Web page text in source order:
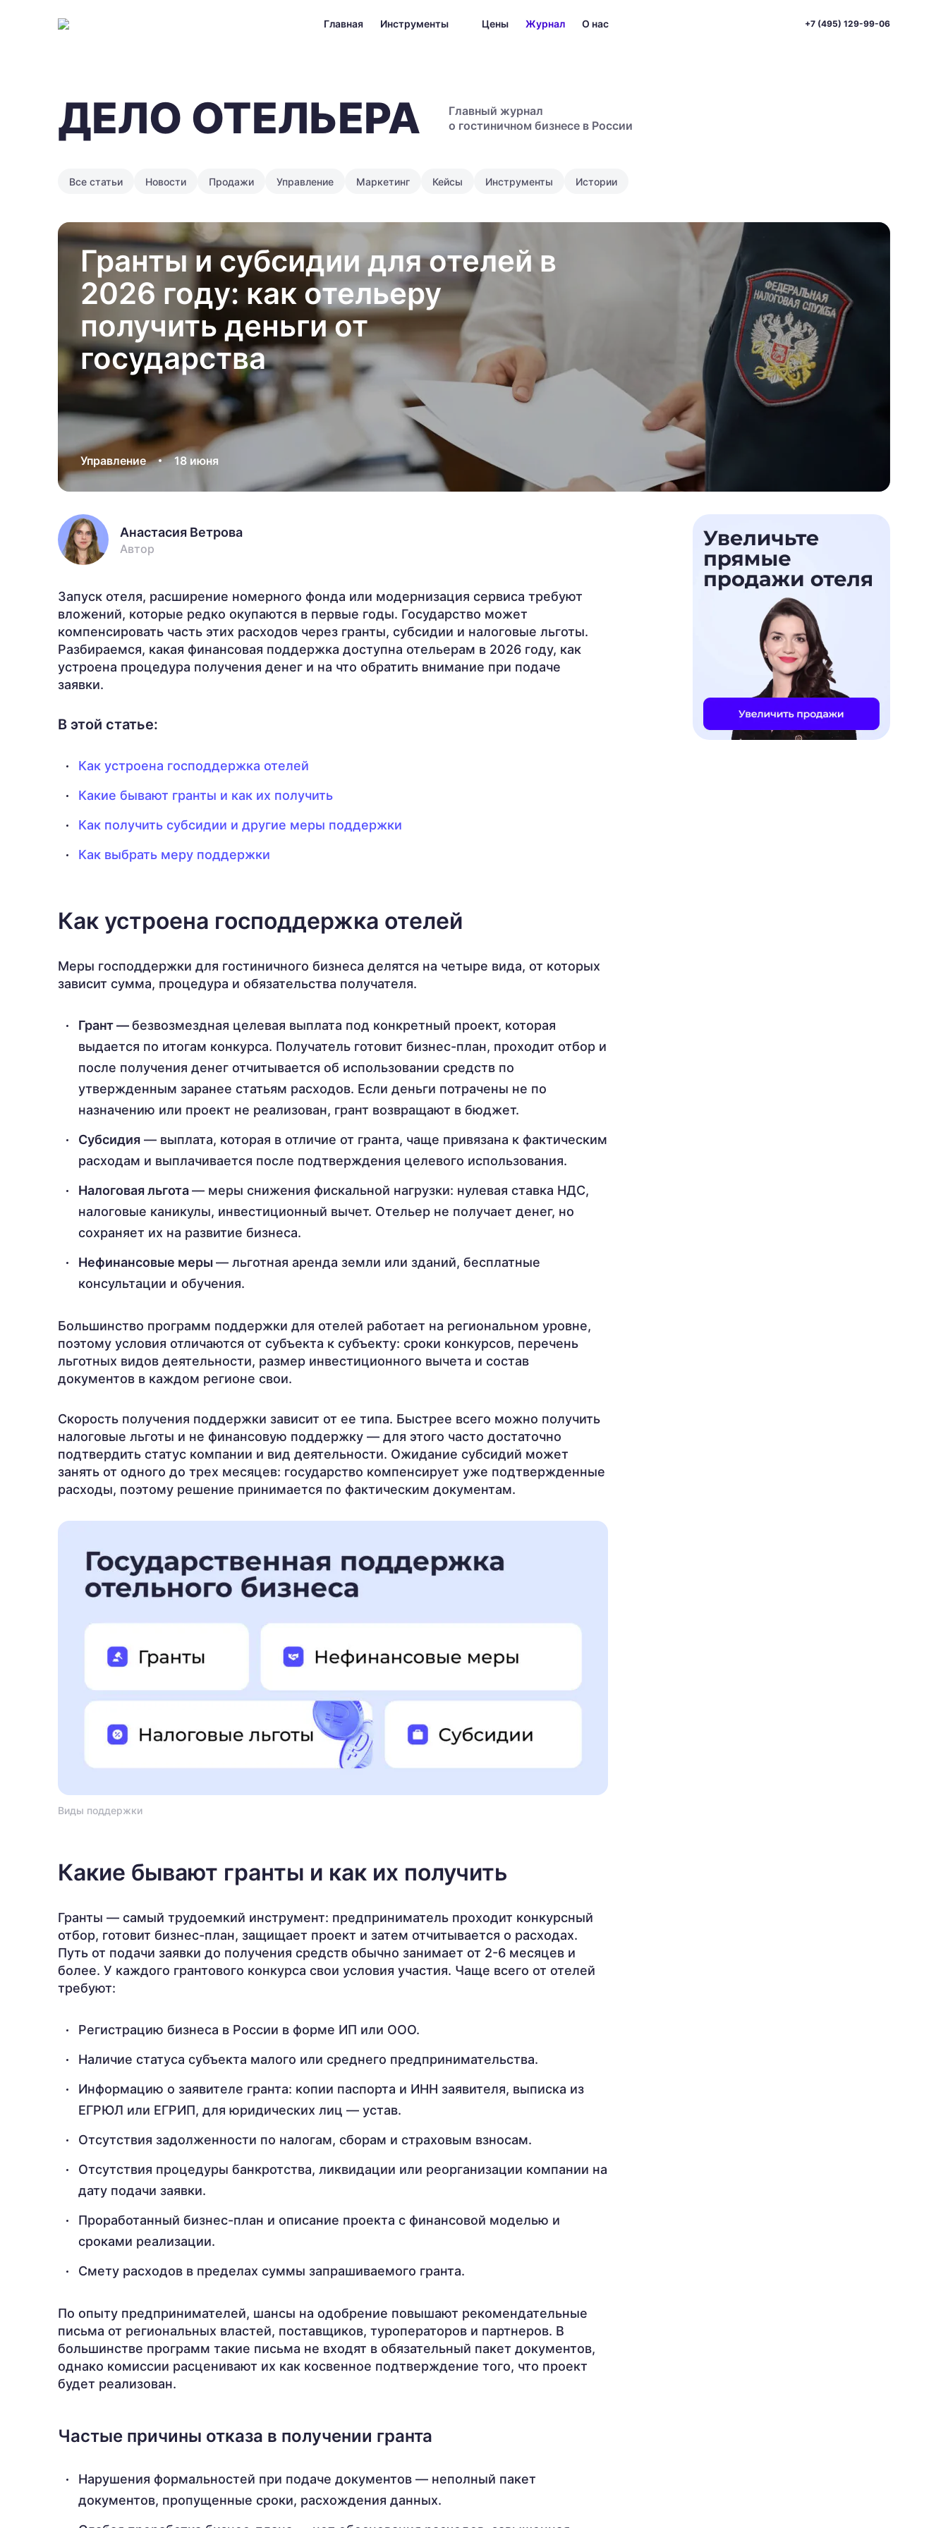
Главная Инструменты Цены Журнал О нас +7 (495) 129-99-06
ДЕЛО ОТЕЛЬЕРА
Главный журнал
о гостиничном бизнесе в России
Все статьи Новости Продажи Управление Маркетинг Кейсы Инструменты Истории
Гранты и субсидии для отелей в
2026 году: как отельеру
получить деньги от
государства
Управление 18 июня
Анастасия Ветрова
Автор
Запуск отеля, расширение номерного фонда или модернизация сервиса требуют
вложений, которые редко окупаются в первые годы. Государство может
компенсировать часть этих расходов через гранты, субсидии и налоговые льготы.
Разбираемся, какая финансовая поддержка доступна отельерам в 2026 году, как
устроена процедура получения денег и на что обратить внимание при подаче
заявки.
В этой статье:
Как устроена господдержка отелей
Какие бывают гранты и как их получить
Как получить субсидии и другие меры поддержки
Как выбрать меру поддержки
Как устроена господдержка отелей
Меры господдержки для гостиничного бизнеса делятся на четыре вида, от которых
зависит сумма, процедура и обязательства получателя.
Грант —безвозмездная целевая выплата под конкретный проект, которая
выдается по итогам конкурса. Получатель готовит бизнес-план, проходит отбор и
после получения денег отчитывается об использовании средств по
утвержденным заранее статьям расходов. Если деньги потрачены не по
назначению или проект не реализован, грант возвращают в бюджет.
Субсидия — выплата, которая в отличие от гранта, чаще привязана к фактическим
расходам и выплачивается после подтверждения целевого использования.
Налоговая льгота— меры снижения фискальной нагрузки: нулевая ставка НДС,
налоговые каникулы, инвестиционный вычет. Отельер не получает денег, но
сохраняет их на развитие бизнеса.
Нефинансовые меры— льготная аренда земли или зданий, бесплатные
консультации и обучения.
Большинство программ поддержки для отелей работает на региональном уровне,
поэтому условия отличаются от субъекта к субъекту: сроки конкурсов, перечень
льготных видов деятельности, размер инвестиционного вычета и состав
документов в каждом регионе свои.
Скорость получения поддержки зависит от ее типа. Быстрее всего можно получить
налоговые льготы и не финансовую поддержку — для этого часто достаточно
подтвердить статус компании и вид деятельности. Ожидание субсидий может
занять от одного до трех месяцев: государство компенсирует уже подтвержденные
расходы, поэтому решение принимается по фактическим документам.
Виды поддержки
Какие бывают гранты и как их получить
Гранты — самый трудоемкий инструмент: предприниматель проходит конкурсный
отбор, готовит бизнес-план, защищает проект и затем отчитывается о расходах.
Путь от подачи заявки до получения средств обычно занимает от 2-6 месяцев и
более. У каждого грантового конкурса свои условия участия. Чаще всего от отелей
требуют:
Регистрацию бизнеса в России в форме ИП или ООО.
Наличие статуса субъекта малого или среднего предпринимательства.
Информацию о заявителе гранта: копии паспорта и ИНН заявителя, выписка из
ЕГРЮЛ или ЕГРИП, для юридических лиц — устав.
Отсутствия задолженности по налогам, сборам и страховым взносам.
Отсутствия процедуры банкротства, ликвидации или реорганизации компании на
дату подачи заявки.
Проработанный бизнес-план и описание проекта с финансовой моделью и
сроками реализации.
Смету расходов в пределах суммы запрашиваемого гранта.
По опыту предпринимателей, шансы на одобрение повышают рекомендательные
письма от региональных властей, поставщиков, туроператоров и партнеров. В
большинстве программ такие письма не входят в обязательный пакет документов,
однако комиссии расценивают их как косвенное подтверждение того, что проект
будет реализован.
Частые причины отказа в получении гранта
Нарушения формальностей при подаче документов — неполный пакет
документов, пропущенные сроки, расхождения данных.